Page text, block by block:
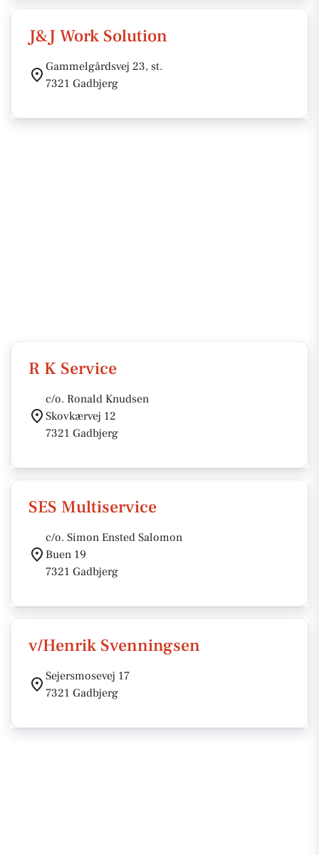
J&J Work Solution
Gammelgårdsvej 23, st.
7321 Gadbjerg
R K Service
c/o. Ronald Knudsen
Skovkærvej 12
7321 Gadbjerg
SES Multiservice
c/o. Simon Ensted Salomon
Buen 19
7321 Gadbjerg
v/Henrik Svenningsen
Sejersmosevej 17
7321 Gadbjerg